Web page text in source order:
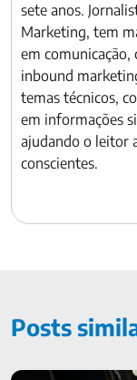
sete anos.
Marketing, tem
em
inbound
temas técnicos,
em informações
ajudando o leitor
conscientes.
Posts